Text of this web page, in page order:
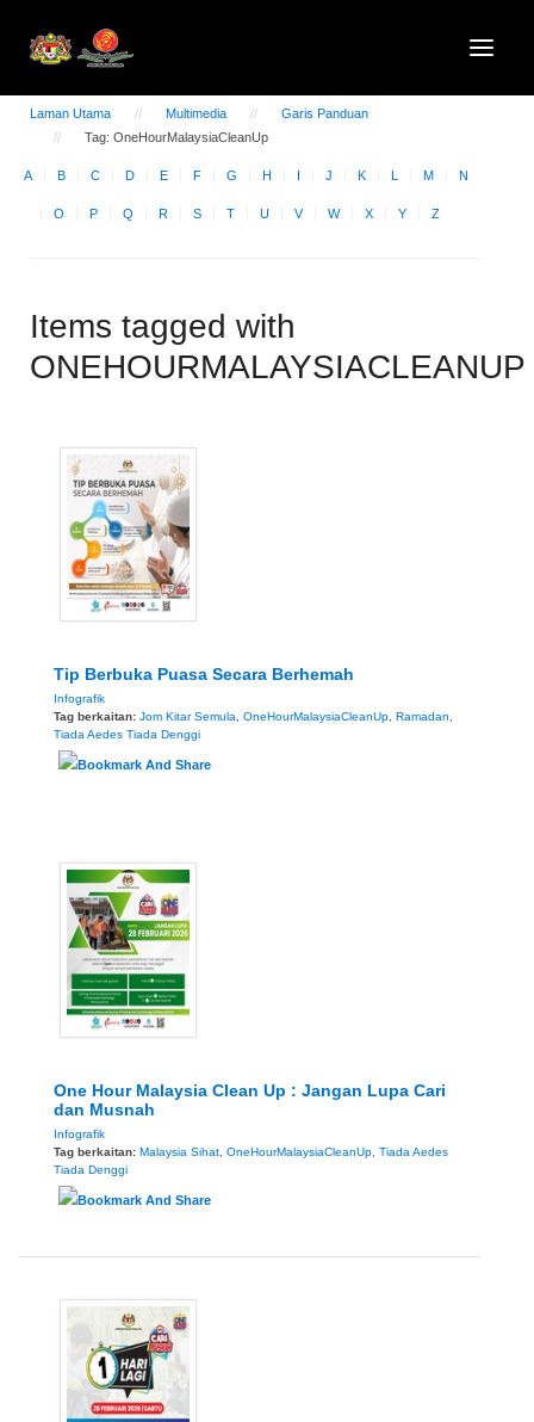
Laman Utama Multimedia
Garis Panduan
Tag: OneHourMalaysiaCleanUp
A B C D E F G H I J K L M N
O P Q R S T U V W X Y Z
Items tagged with
ONEHOURMALAYSIACLEANUP
Tip Berbuka Puasa Secara Berhemah
Infografik
Tag berkaitan: Jom Kitar Semula, OneHourMalaysiaCleanUp, Ramadan,
Tiada Aedes Tiada Denggi
One Hour Malaysia Clean Up : Jangan Lupa Cari
dan Musnah
Infografik
Tag berkaitan: Malaysia Sihat OneHourMalaysiaCleanUp Tiada Aedes
Tiada Denggi